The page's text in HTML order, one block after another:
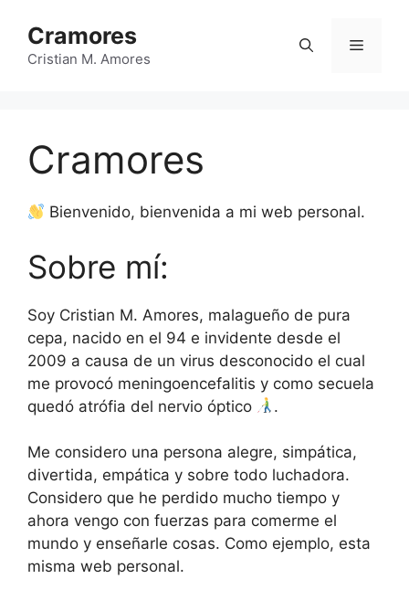
contenido
Cramores
Cristian M. Amores
Menú
Cramores
Bienvenido, bienvenida a mi web personal.
Sobre mí:
Soy Cristian M. Amores, malagueño de pura
cepa, nacido en el 94 e invidente desde el
2009 a causa de un virus desconocido el cual
me provocó meningoencefalitis y como secuela
quedó atrófia del nervio óptico
.
Me considero una persona alegre, simpática,
divertida, empática y sobre todo luchadora.
Considero que he perdido mucho tiempo y
ahora vengo con fuerzas para comerme el
mundo y enseñarle cosas. Como ejemplo, esta
misma web personal.